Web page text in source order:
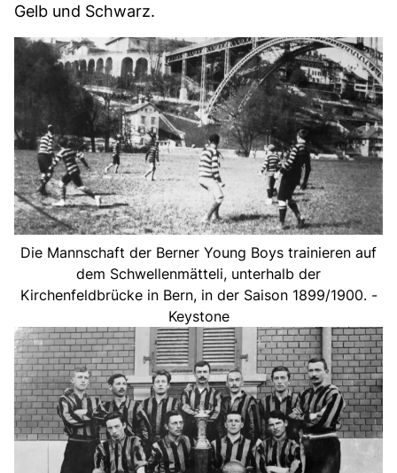
Gelb und Schwarz.
Die Mannschaft der Berner Young Boys trainieren auf
dem Schwellenmätteli, unterhalb der
Kirchenfeldbrücke in Bern, in der Saison 1899/1900. -
Keystone